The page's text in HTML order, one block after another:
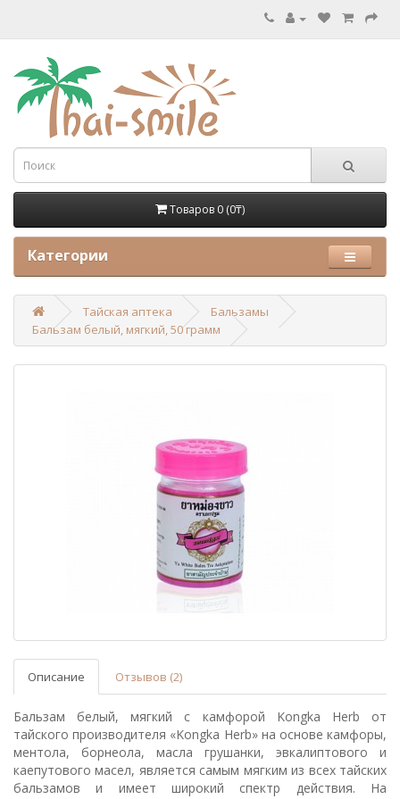
Товаров 0 (0₸)
Категории
Тайская аптека
Бальзамы
Бальзам белый, мягкий, 50 грамм
Описание Отзывов (2)
Бальзам белый, мягкий с камфорой Kongka Herb от
тайского производителя «Kongka Herb» на основе камфоры,
ментола, борнеола, масла грушанки, эвкалиптового и
каепутового масел, является самым мягким из всех тайских
бальзамов и имеет широкий спектр действия. На